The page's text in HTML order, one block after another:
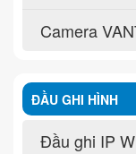
Camera
ĐẦU GHI HÌNH
Đầu ghi IP